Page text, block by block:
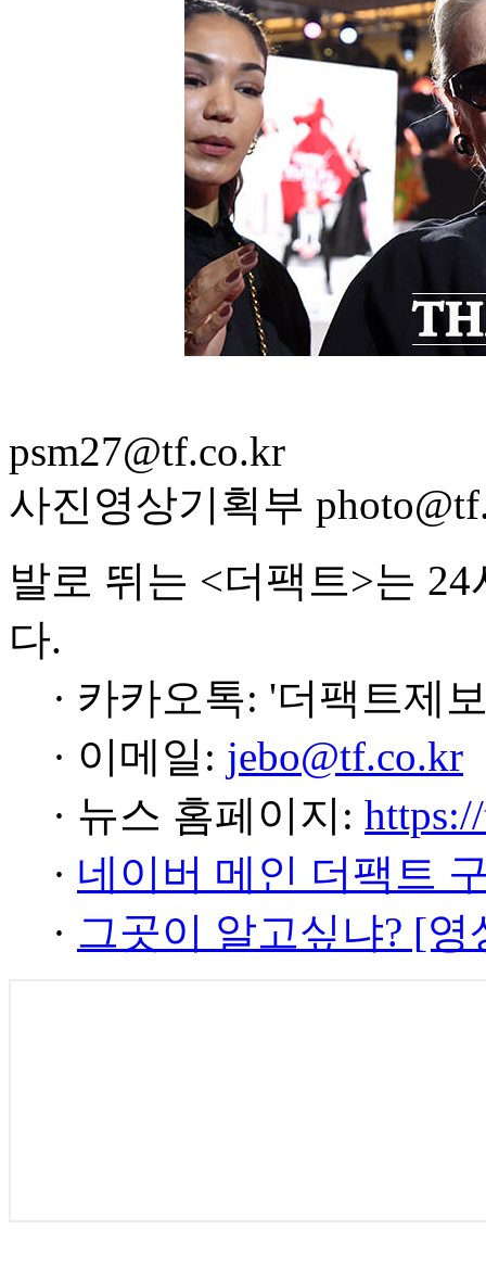
psm27@tf.co.kr
사진영상기획부
발로 뛰는 <더팩트>는
다.
· 카카오톡: '더팩트제
· 이메일: jebo@tf.co.kr
· 뉴스 홈페이지:
· 네이버 메인 더팩트
· 그곳이 알고싶냐? [